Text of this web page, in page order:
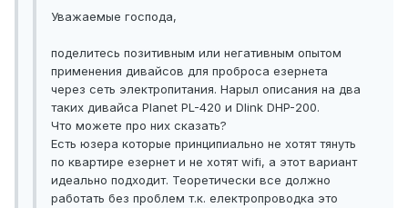
Уважаемые господа,
поделитесь позитивным или негативным опытом
применения дивайсов для проброса езернета
через сеть электропитания. Нарыл описания на два
таких дивайса Planet PL-420 и Dlink DHP-200.
Что можете про них сказать?
Есть юзера которые принципиально не хотят тянуть
по квартире езернет и не хотят wifi, а этот вариант
идеально подходит. Теоретически все должно
работать без проблем т.к. електропроводка это